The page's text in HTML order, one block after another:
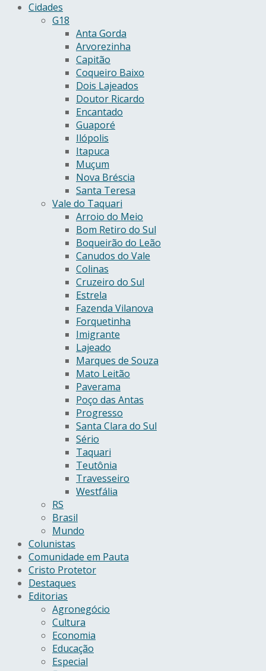
Cidades
G18
Anta Gorda
Arvorezinha
Capitão
Coqueiro Baixo
Dois Lajeados
Doutor Ricardo
Encantado
Guaporé
Ilópolis
Itapuca
Muçum
Nova Bréscia
Santa Teresa
Vale do Taquari
Arroio do Meio
Bom Retiro do Sul
Boqueirão do Leão
Canudos do Vale
Colinas
Cruzeiro do Sul
Estrela
Fazenda Vilanova
Forquetinha
Imigrante
Lajeado
Marques de Souza
Mato Leitão
Paverama
Poço das Antas
Progresso
Santa Clara do Sul
Sério
Taquari
Teutônia
Travesseiro
Westfália
RS
Brasil
Mundo
Colunistas
Comunidade em Pauta
Cristo Protetor
Destaques
Editorias
Agronegócio
Cultura
Economia
Educação
Especial